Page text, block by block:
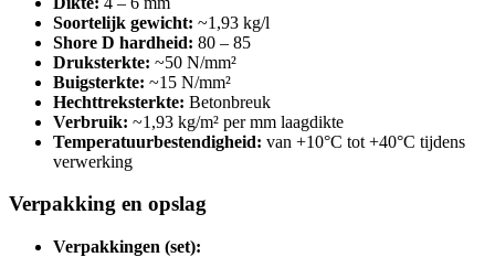
Soortelijk gewicht: ~1,93 kg/l
Shore D hardheid: 80 – 85
Druksterkte: ~50 N/mm²
Buigsterkte: ~15 N/mm²
Hechttreksterkte: Betonbreuk
Verbruik: ~1,93 kg/m² per mm laagdikte
Temperatuurbestendigheid: van +10°C tot +40°C tijdens
verwerking
Verpakking en opslag
Verpakkingen (set):